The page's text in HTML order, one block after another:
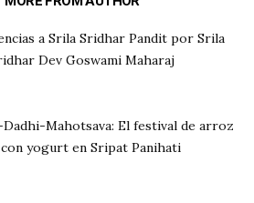
a Srila Sridhar Pandit por Srila
Dev Goswami Maharaj
Mahotsava: El festival de arroz
yogurt en Sripat Panihati